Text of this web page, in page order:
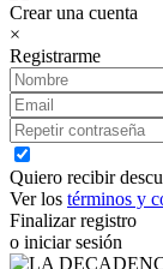
Crear una cuenta
×
Registrarme
Quiero recibir
Ver los términos y
Finalizar registro
o iniciar sesión